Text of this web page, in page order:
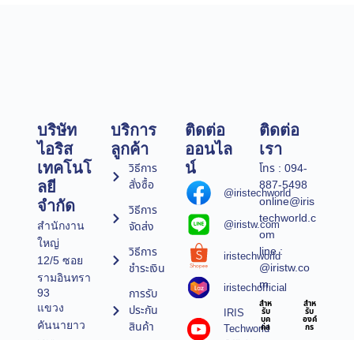
บริษัท
ไอริส
เทคโนโ
ลยี
จำกัด
สำนักงาน
ใหญ่
12/5 ซอย
รามอินทรา
93
แขวง
คันนายาว
บริการ
ลูกค้า
วิธีการ
สั่งซื้อ
วิธีการ
จัดส่ง
วิธีการ
ชำระเงิน
การรับ
ประกัน
สินค้า
ติดต่อ
ออนไล
น์
@iristechworld
@iristw.com
iristechworld
iristechofficial
IRIS
Techworld
ติดต่อ
เรา
โทร : 094-
887-5498
online@iris
techworld.c
om
line :
@iristw.co
m
สำห
รับ
บุค
คล
สำห
รับ
องค์
กร